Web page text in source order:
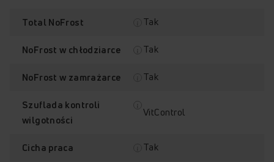
Total NoFrost Tak
NoFrost w chłodziarce Tak
NoFrost w zamrażarce Tak
Szuflada kontroli
wilgotności
VitControl
Cicha praca Tak